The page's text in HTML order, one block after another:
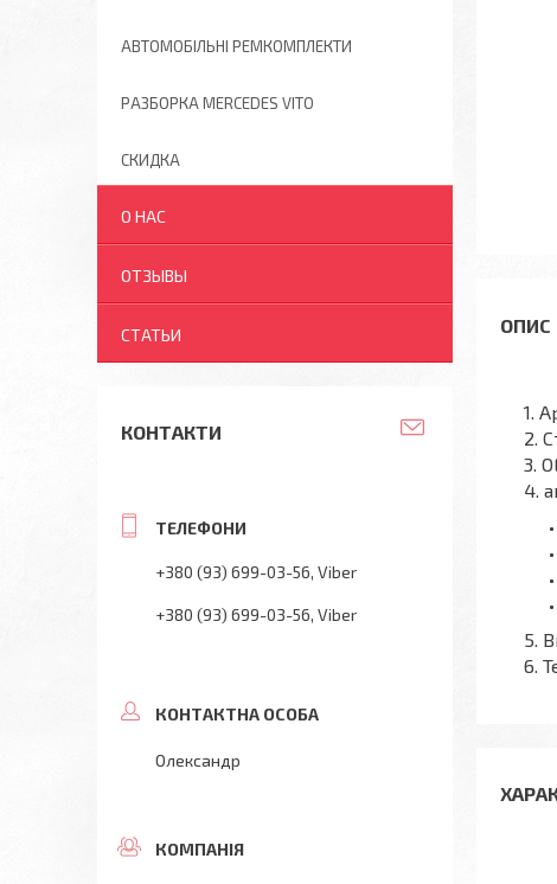
АВТОМОБІЛЬНІ РЕМКОМПЛЕКТИ
РАЗБОРКА MERCEDES VITO
СКИДКА
О НАС
ОТЗЫВЫ
СТАТЬИ
КОНТАКТИ
+380 (93) 699-03-56 Viber
+380 (93) 699-03-56 Viber
Олександр